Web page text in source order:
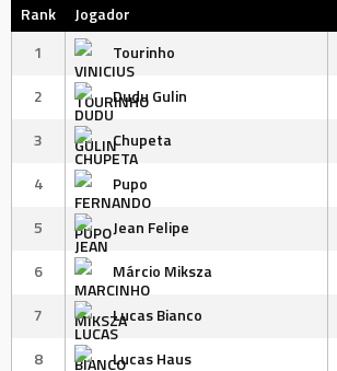
Rank Jogador
1
Tourinho
2
Dudu Gulin
3
Chupeta
4
Pupo
5
Jean Felipe
6
Márcio Miksza
7
Lucas Bianco
8
Lucas Haus